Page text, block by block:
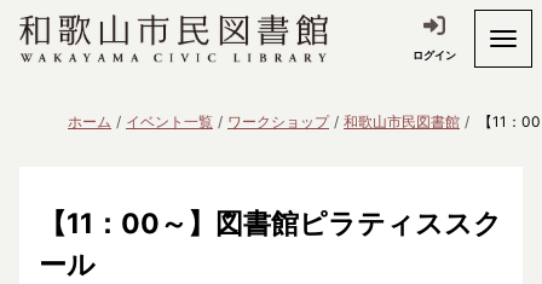
ログイン
ホーム イベント一覧 ワークショップ 和歌山市民図書館 【11：
【11：00～】図書館ピラティススク
ール